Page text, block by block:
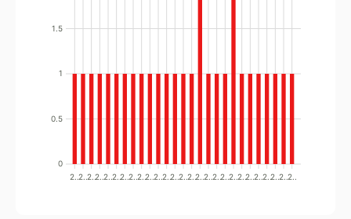
0
0.5
1
1.5
2..2.. 2..2..2.. 2..2..2.. 2..2..2.. 2..2..2.. 2..2..2.. 2..2..2.. 2..2..2.. 2..2..2.. 2..